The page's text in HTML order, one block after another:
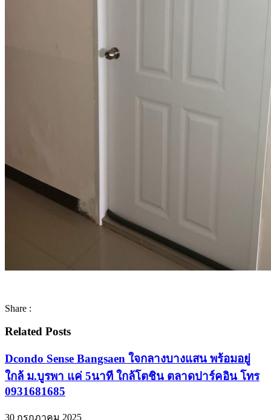
Share :
Related Posts
Dcondo Sense Bangsaen ใจกลางบางแสน พร้อมอยู่
ใกล้ ม.บูรพา แค่ 5นาที ใกล้โตชิน ตลาดปาร์คอิน โทร
0931681685
30 กรกฎาคม 2025